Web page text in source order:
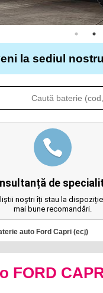
la sediul
de
noștri îți stau la
mai bune recomandări.
auto Ford Capri (ecj)
FORD